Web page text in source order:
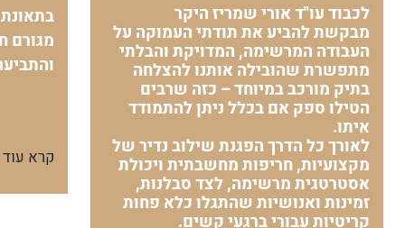
לכבוד עו"ד אורי שמריז היקר
מבקשת להביע את תודתי העמוקה על
העבודה המרשימה, המדויקת והבלתי
מתפשרת שהובילה אותנו להצלחה
בתיק מורכב במיוחד – כזה שרבים
הטילו ספק אם בכלל ניתן להתמודד
איתו.
לאורך כל הדרך הפגנת שילוב נדיר של
מקצועיות, חריפות מחשבתית ויכולת
אסטרטגית מרשימה, לצד סבלנות,
זמינות ואנושיות שהתגלו כלא פחות
קריטיות עבורי ברגעי קשים.
מגורם
קרא עוד